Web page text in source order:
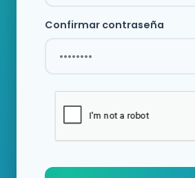
Confirmar contraseña